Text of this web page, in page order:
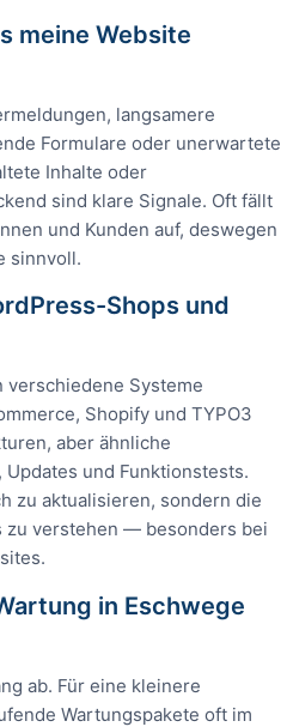
meine Website
langsamere
Formulare oder unerwartete
Inhalte oder
sind klare Signale. Oft fällt
und Kunden auf, deswegen
sinnvoll.
Shops und
verschiedene Systeme
Shopify und TYPO3
aber ähnliche
und Funktionstests.
zu aktualisieren, sondern die
zu verstehen — besonders bei
in Eschwege
ab. Für eine kleinere
Wartungspakete oft im